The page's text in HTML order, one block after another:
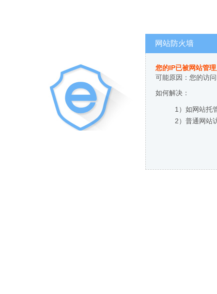
网站防火墙
您的IP已被网站管
可能原因：您的访
如何解决：
1）如网站托
2）普通网站